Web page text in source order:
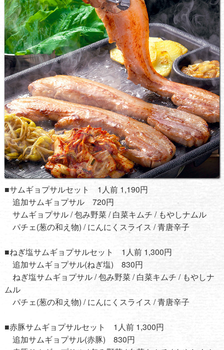
■サムギョプサルセット 1人前 1,190円
追加サムギョプサル 720円
サムギョプサル / 包み野菜 / 白菜キムチ / もやしナムル
パチェ(葱の和え物) / にんにくスライス / 青唐辛子
■ねぎ塩サムギョプサルセット 1人前 1,300円
追加サムギョプサル(ねぎ塩) 830円
ねぎ塩サムギョプサル / 包み野菜 / 白菜キムチ / もやしナ
ムル
パチェ(葱の和え物) / にんにくスライス / 青唐辛子
■赤豚サムギョプサルセット 1人前 1,300円
追加サムギョプサル(赤豚) 830円